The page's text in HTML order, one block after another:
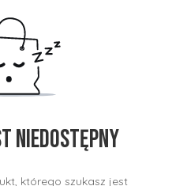
niedostępny
którego szukasz jest